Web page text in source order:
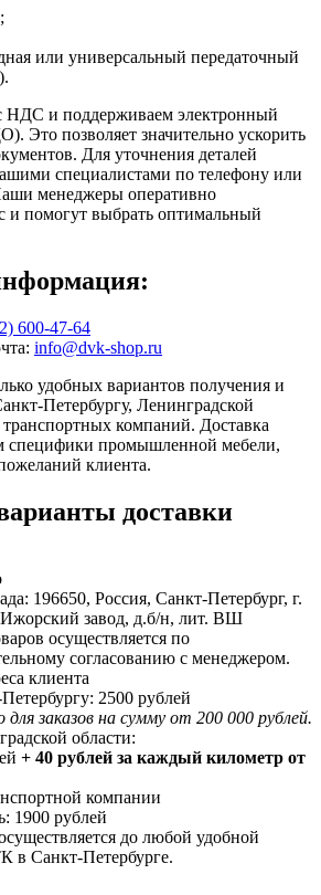
или универсальный передаточный
НДС и поддерживаем электронный
Это позволяет значительно ускорить
Для уточнения деталей
специалистами по телефону или
менеджеры оперативно
и помогут выбрать оптимальный
600-47-64
info@dvk-shop.ru
удобных вариантов получения и
Петербургу, Ленинградской
компаний. Доставка
специфики промышленной мебели,
клиента.
доставки
196650, Россия, Санкт-Петербург, г.
завод, д.б/н, лит. ВШ
осуществляется по
согласованию с менеджером.
клиента
2500 рублей
для заказов на сумму от 200 000 рублей.
области:
+ 40 рублей за каждый километр от
компании
1900 рублей
до любой удобной
в Санкт-Петербурге.